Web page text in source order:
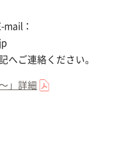
：
ご連絡ください。
」詳細